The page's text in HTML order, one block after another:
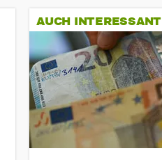
AUCH INTERESSANT